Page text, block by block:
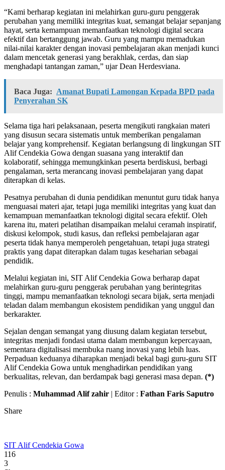
“Kami berharap kegiatan ini melahirkan guru-guru penggerak
perubahan yang memiliki integritas kuat, semangat belajar sepanjang
hayat, serta kemampuan memanfaatkan teknologi digital secara
efektif dan bertanggung jawab. Guru yang mampu memadukan
nilai-nilai karakter dengan inovasi pembelajaran akan menjadi kunci
dalam mencetak generasi yang berakhlak, cerdas, dan siap
menghadapi tantangan zaman,” ujar Dean Herdesviana.
Baca Juga: Amanat Bupati Lamongan Kepada BPD pada
Penyerahan SK
Selama tiga hari pelaksanaan, peserta mengikuti rangkaian materi
yang disusun secara sistematis untuk memberikan pengalaman
belajar yang komprehensif. Kegiatan berlangsung di lingkungan SIT
Alif Cendekia Gowa dengan suasana yang interaktif dan
kolaboratif, sehingga memungkinkan peserta berdiskusi, berbagi
pengalaman, serta merancang inovasi pembelajaran yang dapat
diterapkan di kelas.
Pesatnya perubahan di dunia pendidikan menuntut guru tidak hanya
menguasai materi ajar, tetapi juga memiliki integritas yang kuat dan
kemampuan memanfaatkan teknologi digital secara efektif. Oleh
karena itu, materi pelatihan disampaikan melalui ceramah inspiratif,
diskusi kelompok, studi kasus, dan refleksi pembelajaran agar
peserta tidak hanya memperoleh pengetahuan, tetapi juga strategi
praktis yang dapat diterapkan dalam tugas keseharian sebagai
pendidik.
Melalui kegiatan ini, SIT Alif Cendekia Gowa berharap dapat
melahirkan guru-guru penggerak perubahan yang berintegritas
tinggi, mampu memanfaatkan teknologi secara bijak, serta menjadi
teladan dalam membangun ekosistem pendidikan yang unggul dan
berkarakter.
Sejalan dengan semangat yang diusung dalam kegiatan tersebut,
integritas menjadi fondasi utama dalam membangun kepercayaan,
sementara digitalisasi membuka ruang inovasi yang lebih luas.
Perpaduan keduanya diharapkan menjadi bekal bagi guru-guru SIT
Alif Cendekia Gowa untuk menghadirkan pendidikan yang
berkualitas, relevan, dan berdampak bagi generasi masa depan. (*)
Penulis : Muhammad Alif zahir | Editor : Fathan Faris Saputro
Share
SIT Alif Cendekia Gowa
116
3